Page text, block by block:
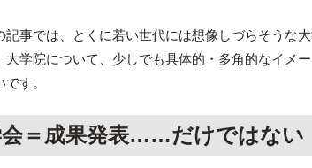
記事では、とくに若い世代には想像しづらそうな
大学院について、少しでも具体的・多角的なイメ
です。
＝成果発表……だけではない